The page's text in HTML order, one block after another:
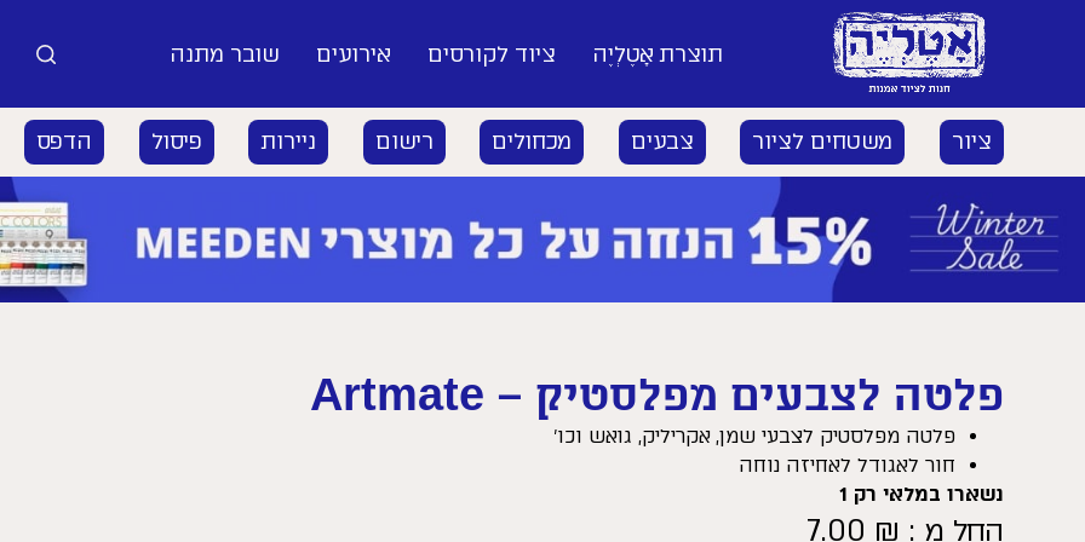
תוצרת אָטֶלְיֶה ציוד לקורסים אירועים שובר מתנה
ציור משטחים לציור צבעים מכחולים רישום ניירות פיסול הדפס
פלטה לצבעים מפלסטיק – Artmate
פלטה מפלסטיק לצבעי שמן, אקריליק, גואש וכו’
חור לאגודל לאחיזה נוחה
נשארו במלאי רק 1
החל מ : 7.00 ₪